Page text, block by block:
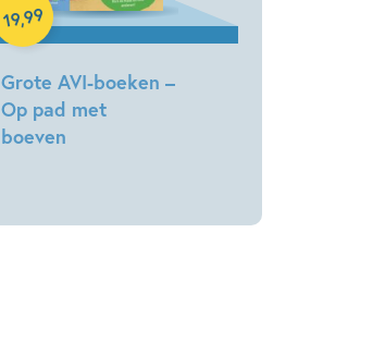
Grote AVI-boeken –
Op pad met
boeven
19,99